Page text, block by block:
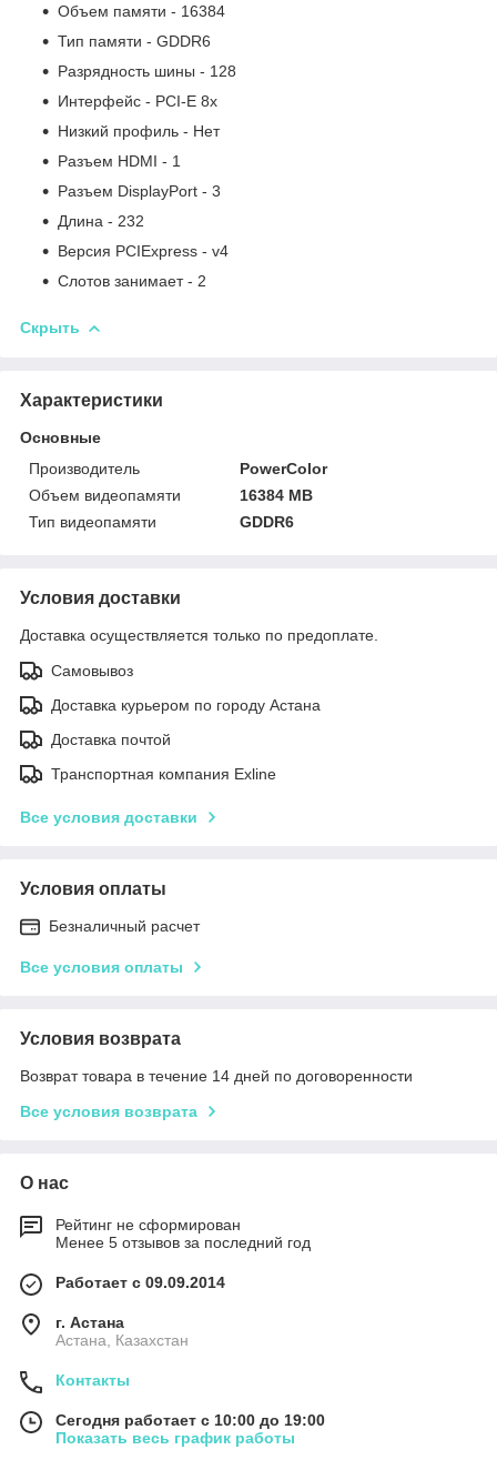
Объем памяти - 16384
Тип памяти - GDDR6
Разрядность шины - 128
Интерфейс - PCI-E 8x
Низкий профиль - Нет
Разъем HDMI - 1
Разъем DisplayPort - 3
Длина - 232
Версия PCIExpress - v4
Слотов занимает - 2
Скрыть
Характеристики
Основные
Производитель
PowerColor
Объем видеопамяти
16384 MB
Тип видеопамяти
GDDR6
Условия доставки
Доставка осуществляется только по предоплате.
Самовывоз
Доставка курьером по городу Астана
Доставка почтой
Транспортная компания Exline
Все условия доставки
Условия оплаты
Безналичный расчет
Все условия оплаты
Условия возврата
Возврат товара в течение 14 дней по договоренности
Все условия возврата
О нас
Рейтинг не сформирован
Менее 5 отзывов за последний год
Работает с 09.09.2014
г. Астана
Астана, Казахстан
Контакты
Сегодня работает с 10:00 до 19:00
Показать весь график работы